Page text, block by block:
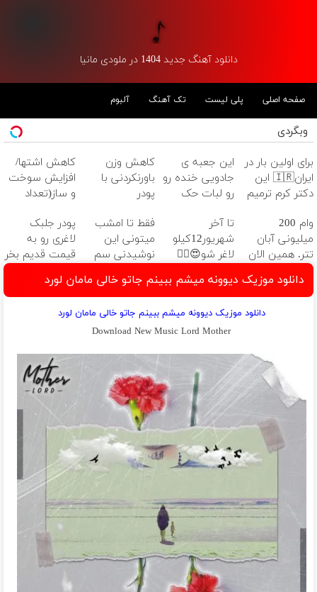
دانلود آهنگ جدید 1404 در ملودی مانیا
صفحه اصلی پلی لیست تک آهنگ آلبوم
وبگردی
برای اولین بار در
ایران🇮🇷 این
دکتر کرم ترمیم
ساخت!
این جعبه ی
جادویی خنده رو
رو لبات حک
خرید40%تخفیف
کاهش وزن
باورنکردنی با
پودر
ویژه تا امشب)
کاهش اشتها/
افزایش سوخت
و ساز(تعداد
وام 200
میلیونی آبان
تتر. همین الان
احراز هویت کن!
تا آخر
شهریور12کیلو
لاغر شو😍👌🏻
فقط تا امشب
میتونی این
نوشیدنی سم
55% تخفیف
بخری
پودر جلبک
لاغری رو به
قیمت قدیم بخر
دانلود موزیک دیوونه میشم ببینم جاتو خالی مامان لورد
دانلود موزیک دیوونه میشم ببینم جاتو خالی مامان لورد
Download New Music Lord Mother